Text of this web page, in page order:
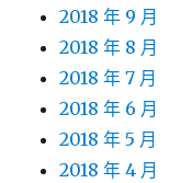
2018 年 9 月
2018 年 8 月
2018 年 7 月
2018 年 6 月
2018 年 5 月
2018 年 4 月